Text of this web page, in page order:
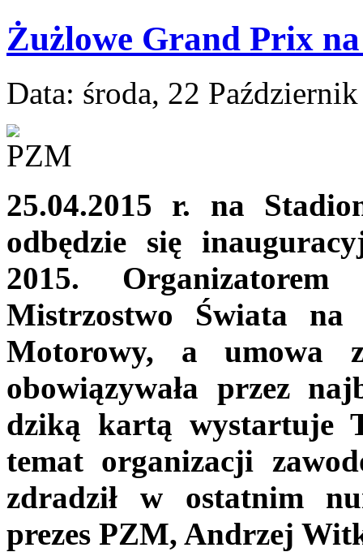
Żużlowe Grand Prix
Data: środa, 22
25.04.2015 r. na
odbędzie się
2015.
Mistrzostwo Świata
Motorowy, a umowa
obowiązywała przez
dziką kartą wystartuje
temat organizacji
zdradził w ostatnim
prezes PZM, Andrzej